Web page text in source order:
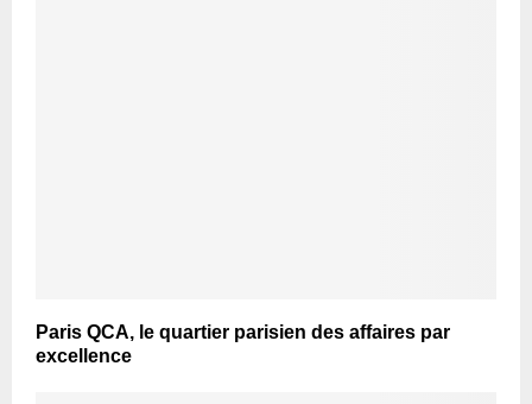
Paris QCA, le quartier parisien des affaires par
excellence